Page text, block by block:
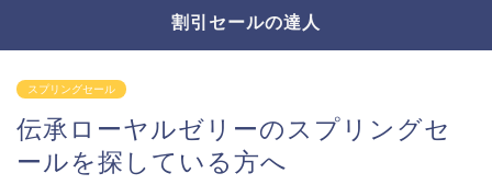
割引セールの達人
スプリングセール
伝承ローヤルゼリーのスプリングセ
ールを探している方へ